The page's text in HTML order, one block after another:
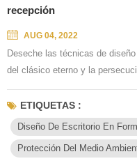
recepción
AUG 04, 2022
Deseche las técnicas de
del clásico eterno y la
ágil y brillante, ilumina lo
línea de visión. A través de
a las esquinas del espacio.
ETIQUETAS :
Diseño De Escritorio En
Protección Del Medio